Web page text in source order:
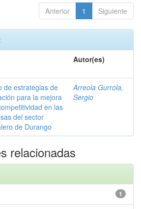
Anterior 1 Siguiente
Autor(es)
de estrategias de
para la mejora
en las
del sector
de Durango
Arreola Gurrola,
Sergio
relacionadas
1